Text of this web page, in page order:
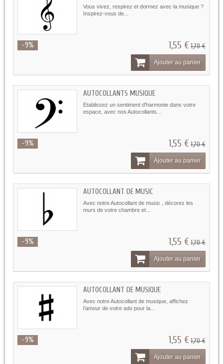
Vous vivez, respirez et dormez avec la musique ?
Inspirez-vous de...
-9% 1,55 €1,70 €
Ajouter au panier
AUTOCOLLANTS MUSIQUE
Etablissez un sentiment d'harmonie dans votre
espace, avec nos Autocollants...
-9% 1,55 €1,70 €
Ajouter au panier
AUTOCOLLANT DE MUSIC
Avec notre Autocollant de music , décorez les
murs de votre chambre et...
-9% 1,55 €1,70 €
Ajouter au panier
AUTOCOLLANT DE MUSIQUE
Avec notre Autocollant de musique, affichez
l’amour de votre ado pour la...
-9% 1,55 €1,70 €
Ajouter au panier